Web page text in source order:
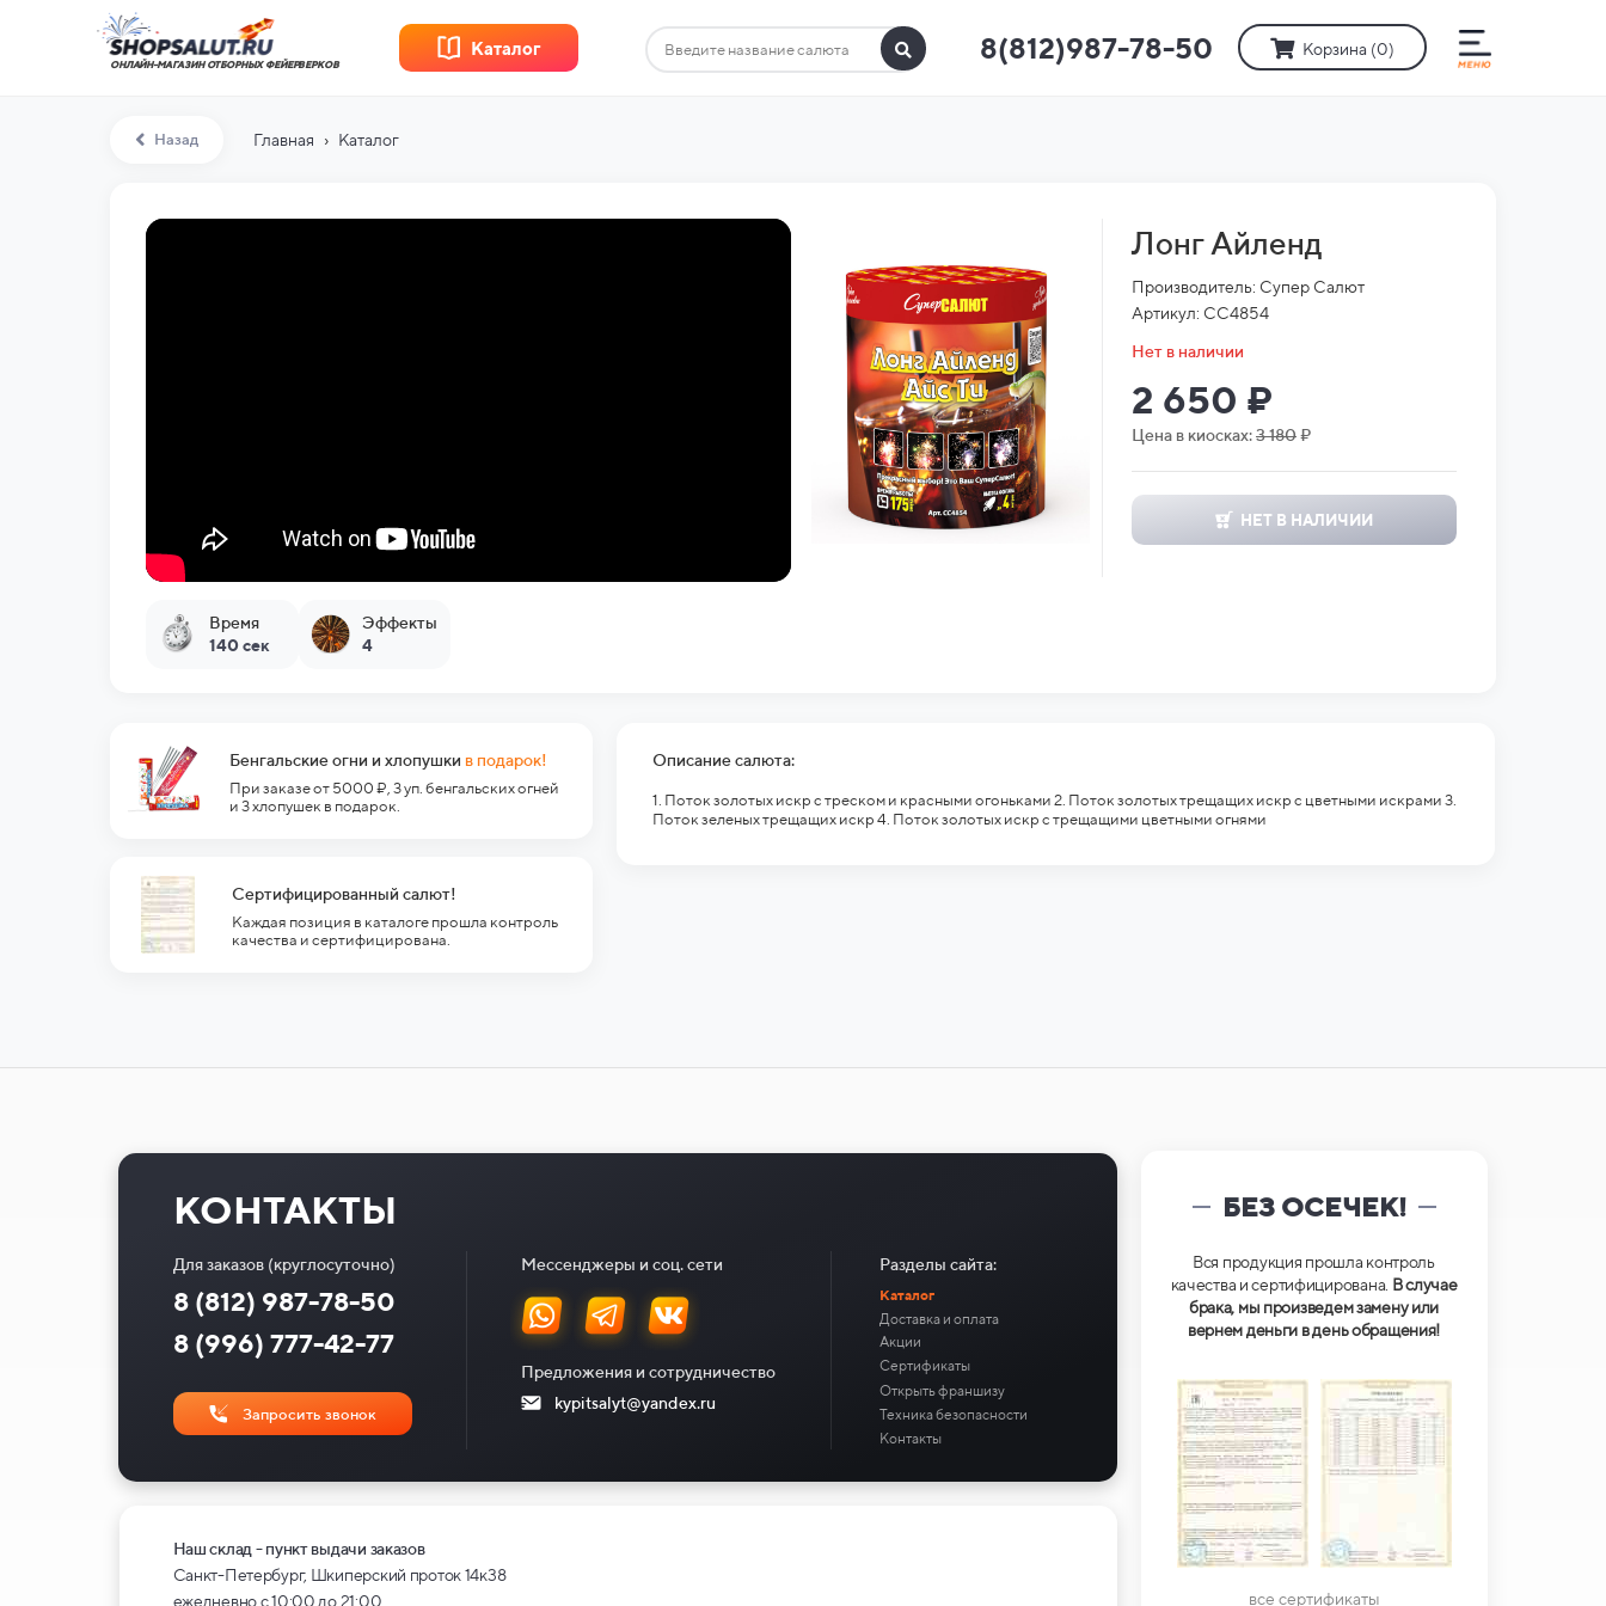
ОНЛАЙН-МАГАЗИН ОТБОРНЫХ ФЕЙЕРВЕРКОВ 8(812)987-78-50 Корзина (0)
Каталог
Назад Главная › Каталог
Время
140 сек
Эффекты
4
Лонг Айленд
Производитель: Супер Салют
Артикул: СС4854
Нет в наличии
2 650 ₽
Цена в киосках:3 180₽
НЕТ В НАЛИЧИИ
Бенгальские огни и хлопушки в подарок!
При заказе от 5000 ₽, 3 уп. бенгальских огней
и 3 хлопушек в подарок.
Сертифицированный салют!
Каждая позиция в каталоге прошла контроль
качества и сертифицирована.
Описание салюта:
1. Поток золотых искр с треском и красными огоньками 2. Поток золотых трещащих искр с цветными искрами 3.
Поток зеленых трещащих искр 4. Поток золотых искр с трещащими цветными огнями
БЕЗ ОСЕЧЕК!
Вся продукция прошла контроль
качества и сертифицирована. В случае
брака, мы произведем замену или
вернем деньги в день обращения!
все сертификаты
КОНТАКТЫ
Для заказов (круглосуточно)
8 (996) 777-42-77
8 (812) 987-78-50
Запросить звонок
Мессенджеры и соц. сети
Предложения и сотрудничество
kypitsalyt@yandex.ru
Разделы сайта:
Наш склад - пункт выдачи заказов
Санкт-Петербург, Шкиперский проток 14к38
ежедневно с 10:00 до 21:00
Каталог
Техника безопасности
Доставка и оплата
Акции
Сертификаты
Открыть франшизу
Контакты